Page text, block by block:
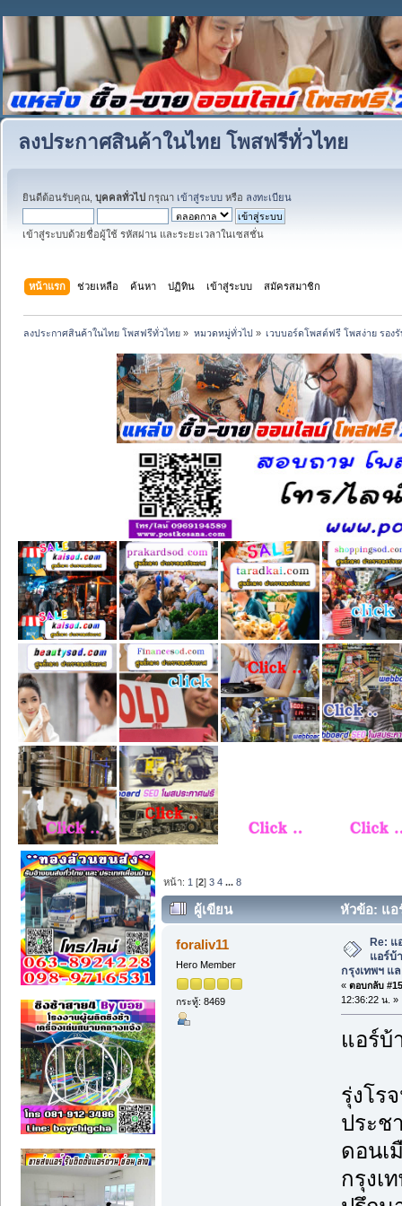
ลงประกาศสินค้าในไทย โพสฟรีทั่วไทย
ยินดีต้อนรับคุณ, บุคคลทั่วไป กรุณา เข้าสู่ระบบ หรือ ลงทะเบียน
เข้าสู่ระบบด้วยชื่อผู้ใช้ รหัสผ่าน และระยะเวลาในเซสชั่น
หน้าแรก ช่วยเหลือ ค้นหา ปฏิทิน เข้าสู่ระบบ สมัครสมาชิก
ลงประกาศสินค้าในไทย โพสฟรีทั่วไทย » หมวดหมู่ทั่วไป» เวบบอร์ดโพสต์ฟรี โพสง่าย รอง
หน้า: 1 [2]3 4 ...8
ผู้เขียน
หัวข้อ: แอ
เขตกรุงเทพฯ และปริมณฑล (อ่าน 2574
foraliv11
Hero Member
กระทู้: 8469
Re:
แอร์บ้
กรุงเทพฯ
« ตอบกลับ
12:36:22 น. »
แอร์บ้
รุ่งโร
ประช
ดอนเ
กรุงเ